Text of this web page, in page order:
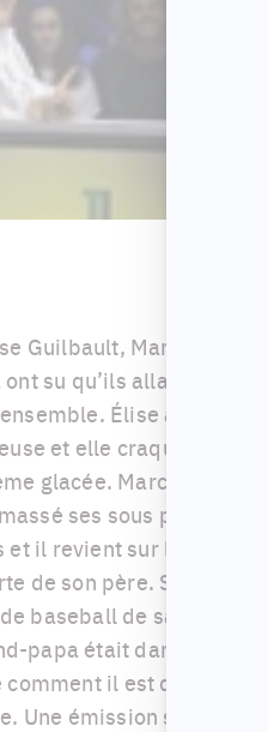
Guilbault, Marc
su qu’ils allaient
Élise avoue
et elle craque pour
glacée. Marc nous
ses sous pour
il revient sur la
de son père. Stefano
baseball de sa
papa était dans les
il est devenu
Une émission sous le